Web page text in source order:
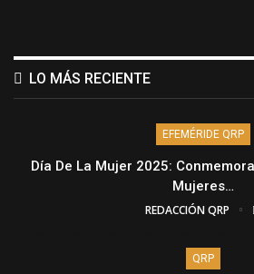
LO MÁS RECIENTE
EFEMÉRIDE QRP
Día De La Mujer 2025:
Mujeres…
REDACCIÓN QRP
QRP